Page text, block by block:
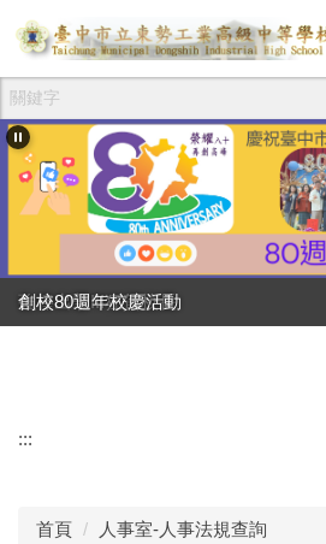
跳
到
要
內
容
區
創校80週年校慶活動
強棒出擊!!!狂賀校長
:::
首頁 人事室-人事法規查詢